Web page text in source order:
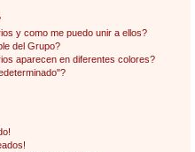
y como me puedo unir a ellos?
del Grupo?
aparecen en diferentes colores?